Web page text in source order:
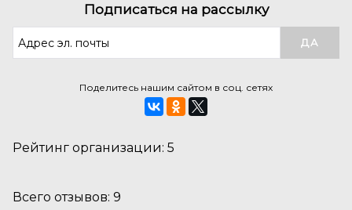
Подписаться на рассылку
Поделитесь нашим сайтом в соц. сетях
Рейтинг организации: 5
Всего отзывов: 9